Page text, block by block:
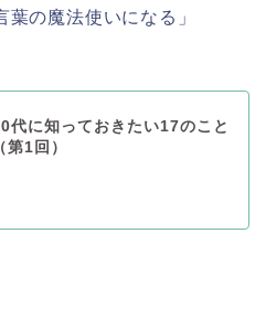
の魔法使いになる」
代に知っておきたい17のこと
（第1回）